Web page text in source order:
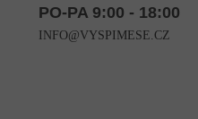
PO-PA 9:00 - 18:00
INFO@VYSPIMESE.CZ